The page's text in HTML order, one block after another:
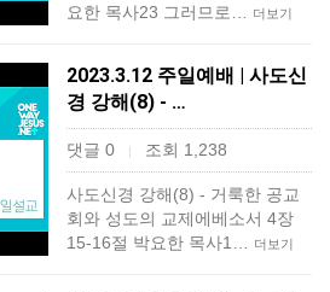
요한 목사23 그러므로…
더보기
2023.3.12 주일예배 | 사도신
경 강해(8) - …
댓글 0 | 조회 1,238
사도신경 강해(8) - 거룩한 공교
회와 성도의 교제에베소서 4장
15-16절 박요한 목사1…
더보기